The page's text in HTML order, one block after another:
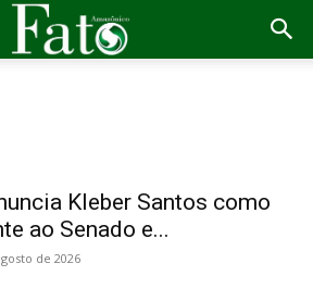
Kleber Santos como
ao Senado e...
de 2026